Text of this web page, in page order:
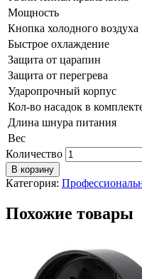
Мощность
Кнопка холодного воздуха
Быстрое охлаждение
Защита от царапин
Защита от перегрева
Ударопрочный корпус
Кол-во насадок в
Длина шнура питания
Вес
Количество
В корзину
Категория:
Похожие товары